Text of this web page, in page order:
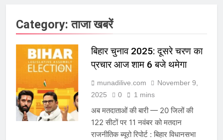
Category:ताजा खबरें
बिहार चुनाव 2025: दूसरे चरण का
प्रचार आज शाम 6 बजे थमेगा
munadilive.com
November 9,
2025
0 1 mins
अब मतदाताओं की बारी — 20 जिलों की
122 सीटों पर 11 नवंबर को मतदान
राजनीतिक ब्यूरो रिपोर्ट : बिहार विधानसभा